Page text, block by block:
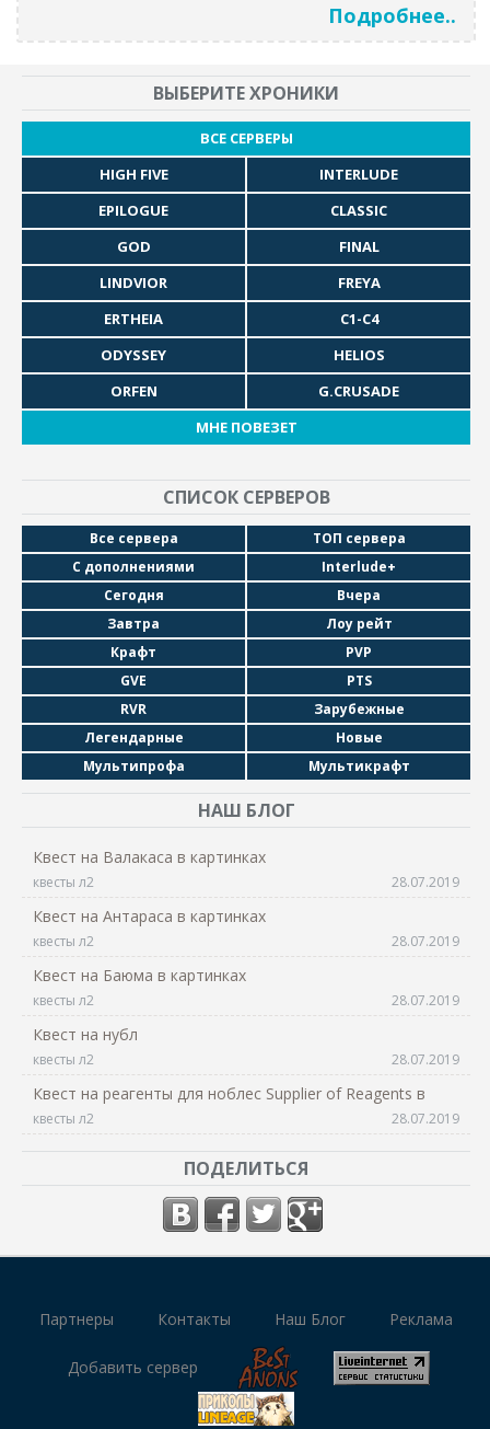
Подробнее..
ВЫБЕРИТЕ ХРОНИКИ
ВСЕ СЕРВЕРЫ
HIGH FIVE
INTERLUDE
EPILOGUE
CLASSIC
GOD
FINAL
LINDVIOR
FREYA
ERTHEIA
C1-C4
ODYSSEY
HELIOS
ORFEN
G.CRUSADE
МНЕ ПОВЕЗЕТ
СПИСОК СЕРВЕРОВ
Все сервера
ТОП сервера
С дополнениями
Interlude+
Сегодня
Вчера
Завтра
Лоу рейт
Крафт
PVP
GVE
PTS
RVR
Зарубежные
Легендарные
Новые
Мультипрофа
Мультикрафт
НАШ БЛОГ
Квест на Валакаса в картинках
квесты л2 28.07.2019
Квест на Антараса в картинках
квесты л2 28.07.2019
Квест на Баюма в картинках
квесты л2 28.07.2019
Квест на нубл
квесты л2 28.07.2019
Квест на реагенты для ноблес Supplier of Reagents в
квесты л2 28.07.2019
ПОДЕЛИТЬСЯ
Партнеры Контакты Наш Блог Реклама
Добавить сервер